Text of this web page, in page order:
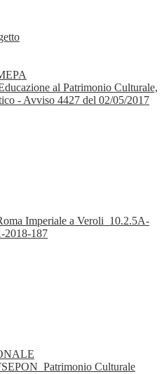
al Patrimonio Culturale,
- Avviso 4427 del 02/05/2017
Imperiale a Veroli_10.2.5A-
2018-187
Culturale